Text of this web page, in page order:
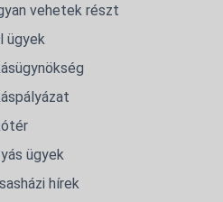
vehetek részt
ügyek
ügyek
hírek